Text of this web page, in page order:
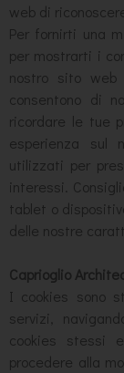
web di
Per fornirti una
per mostrarti i
nostro sito
consentono di
ricordare le tue
esperienza sul
utilizzati per
interessi.
tablet o
delle nostre
Caprioglio
I cookies sono
servizi,
cookies stessi
procedere alla